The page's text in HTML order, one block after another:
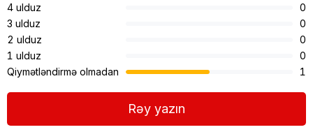
4 ulduz
0
3 ulduz
0
2 ulduz
0
1 ulduz
0
Qiymətləndirmə olmadan
1
Rəy yazın